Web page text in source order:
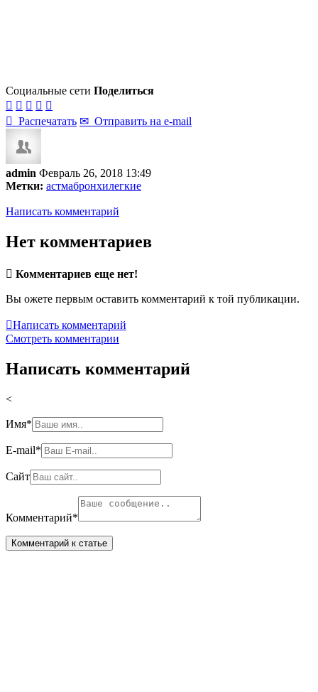
Социальные сети Поделиться
    
 Распечатать ✉ Отправить на e-mail
admin Февраль 26, 2018 13:49
Метки: астмабронхилегкие
Написать комментарий
Нет комментариев
 Комментариев еще нет!
Вы ожете первым оставить комментарий к той публикации.
Написать комментарий
Смотреть комментарии
Написать комментарий
<
Имя*
E-mail*
Сайт
Комментарий*